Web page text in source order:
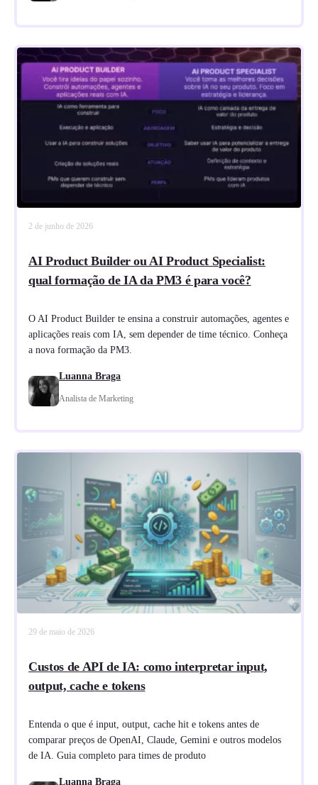
2 de junho de 2026
AI Product Builder ou AI Product Specialist:
qual formação de IA da PM3 é para você?
O AI Product Builder te ensina a construir automações, agentes e
aplicações reais com IA, sem depender de time técnico. Conheça
a nova formação da PM3.
Luanna Braga
Analista de Marketing
29 de maio de 2026
Custos de API de IA: como interpretar input,
output, cache e tokens
Entenda o que é input, output, cache hit e tokens antes de
comparar preços de OpenAI, Claude, Gemini e outros modelos
de IA. Guia completo para times de produto
Luanna Braga